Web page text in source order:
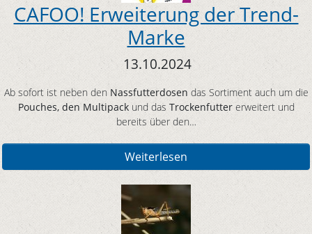
CAFOO! Erweiterung der Trend-
Marke
13.10.2024
Ab sofort ist neben den Nassfutterdosen das Sortiment auch um die
Pouches, den Multipackund das Trockenfuttererweitert und
bereits über den…
Weiterlesen